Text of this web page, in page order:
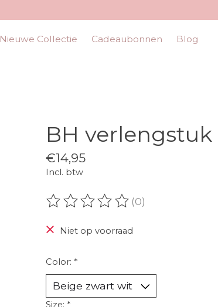
Nieuwe Collectie Cadeaubonnen Blog
BH verlengstuk
€14,95
Incl. btw
De beoordeling van dit product is
(0)
Niet op voorraad
Color: *
Size: *